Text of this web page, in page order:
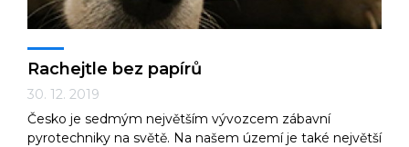
Rachejtle bez papírů
30. 12. 2019
Česko je sedmým největším vývozcem zábavní
pyrotechniky na světě. Na našem území je také největší